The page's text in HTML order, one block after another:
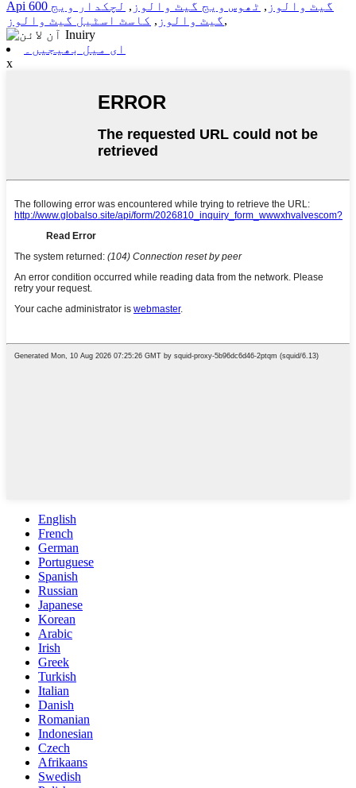
Api 600 گیٹ والوز , ٹھوس ویج گیٹ والوز , لچکدار ویج
گیٹ والوز , کاسٹ اسٹیل گیٹ والوز ,
ای میل بھیجیں۔
x
English
French
German
Portuguese
Spanish
Russian
Japanese
Korean
Arabic
Irish
Greek
Turkish
Italian
Danish
Romanian
Indonesian
Czech
Afrikaans
Swedish